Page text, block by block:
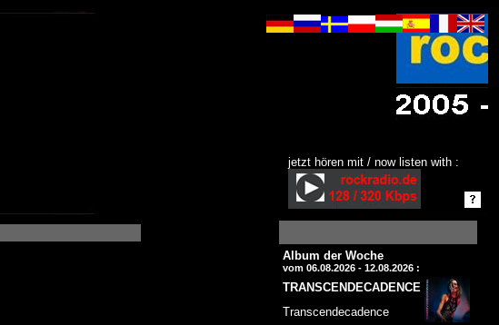
jetzt hören mit / now listen with :
Album der Woche
vom 06.08.2026 - 12.08.2026 :
TRANSCENDECADENCE
Transcendecadence